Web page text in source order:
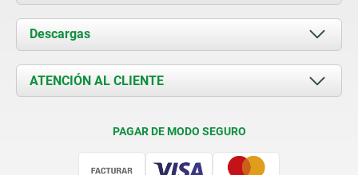
Acerca de nosotros
Novedades
Contacto
Descargas
Documents
ATENCIÓN AL CLIENTE
PAGAR DE MODO SEGURO